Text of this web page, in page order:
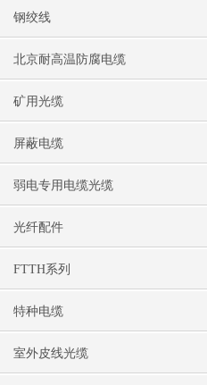
钢绞线
北京耐高温防腐电缆
矿用光缆
屏蔽电缆
弱电专用电缆光缆
光纤配件
FTTH系列
特种电缆
室外皮线光缆